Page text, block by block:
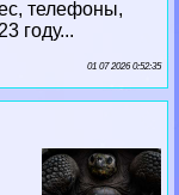
телефоны,
году...
01 07 2026 0:52:35